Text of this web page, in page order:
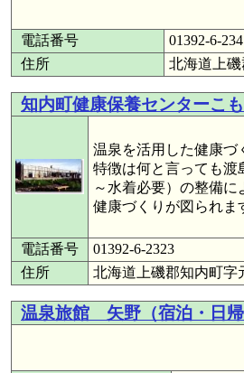
電話番号
01392-6-
住所
北海道上
知内町健康保養センターこ
温泉を活用した健康づ
特徴は何と言っても渡
～水着必要）の整備
健康づくりが図られま
電話番号
01392-6-2323
住所
北海道上磯郡知内町字
温泉旅館 矢野（宿泊・日帰